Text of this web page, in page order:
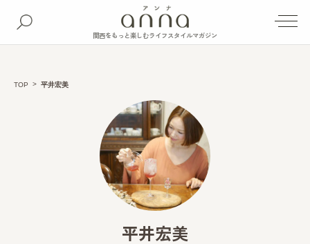
関西をもっと楽しむライフスタイルマガジン
TOP 平井宏美
平井宏美